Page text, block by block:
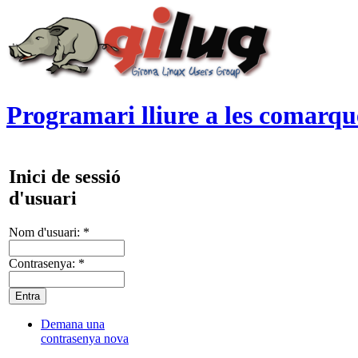
Programari lliure a les
Inici de sessió
d'usuari
Nom d'usuari: *
Contrasenya: *
Demana una
contrasenya nova